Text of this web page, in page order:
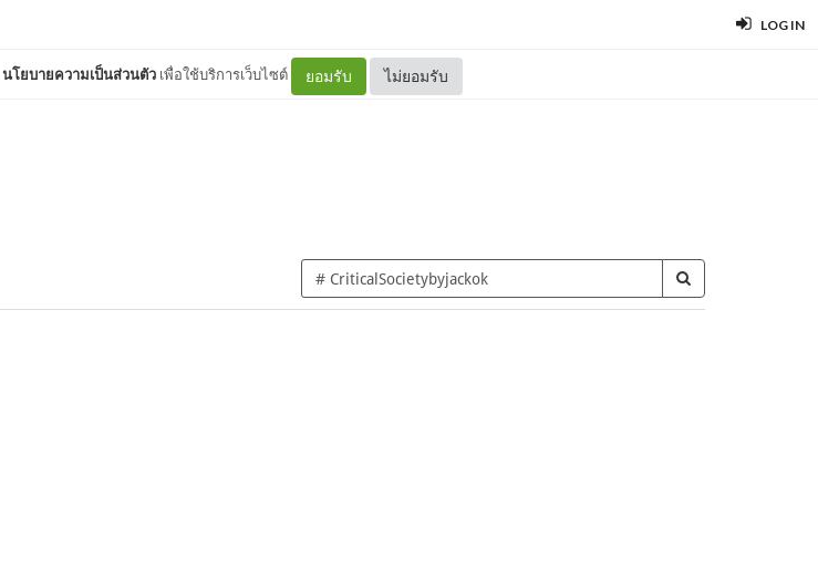
LOG IN
นโยบายความเป็นส่วนตัว เพื่อใช้บริการเว็บไซต์ ยอมรับ ไม่ยอมรับ